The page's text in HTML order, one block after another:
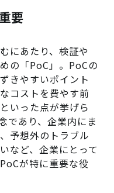
要
にあたり、検証や
の「PoC」。PoCの
きやすいポイント
コストを費やす前
いった点が挙げら
であり、企業内にま
予想外のトラブル
など、企業にとって
が特に重要な役